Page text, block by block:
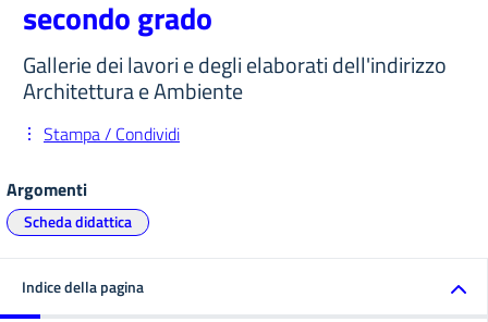
secondo grado
Gallerie dei lavori e degli elaborati dell'indirizzo
Architettura e Ambiente
Stampa / Condividi
Argomenti
Scheda didattica
Indice della pagina